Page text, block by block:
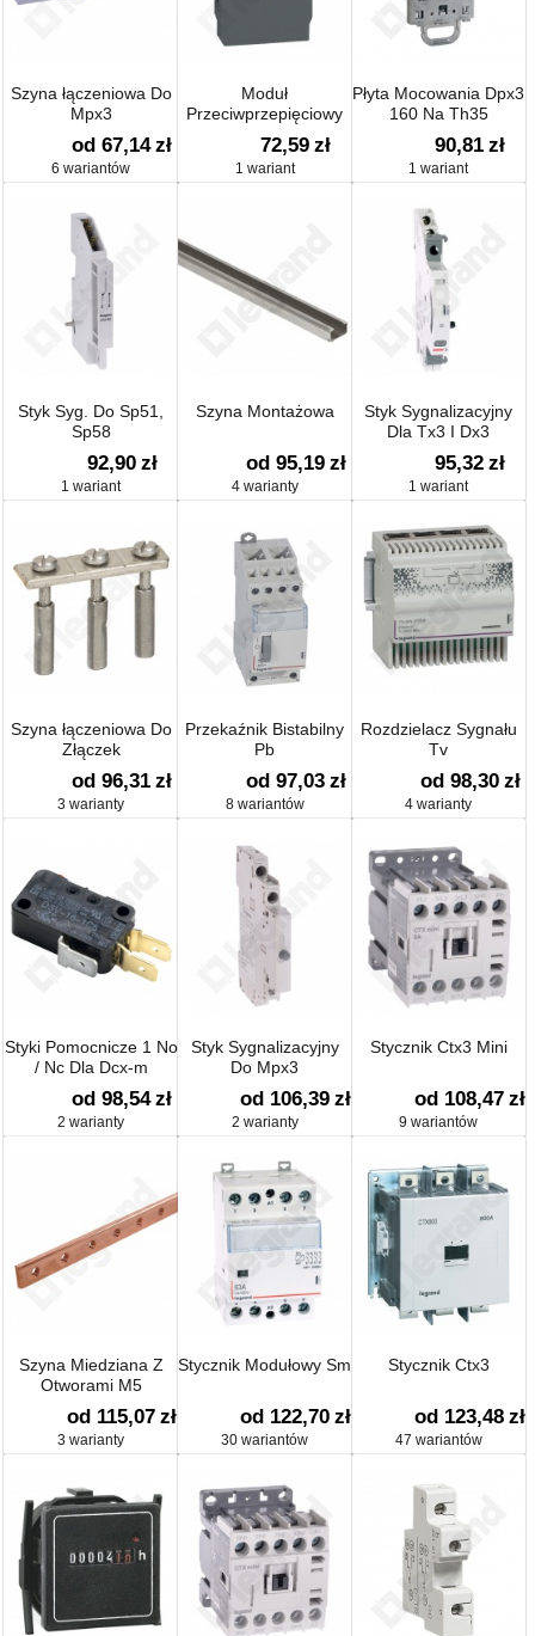
Szyna łączeniowa Do
Mpx3
od 67,14 zł
6 wariantów
Moduł
Przeciwprzepięciowy
200-240v Ac/dc
72,59 zł
1 wariant
Płyta Mocowania Dpx3
160 Na Th35
90,81 zł
1 wariant
Styk Syg. Do Sp51,
Sp58
92,90 zł
1 wariant
Szyna Montażowa
od 95,19 zł
4 warianty
Styk Sygnalizacyjny
Dla Tx3 I Dx3
95,32 zł
1 wariant
Szyna łączeniowa Do
Złączek
od 96,31 zł
3 warianty
Przekaźnik Bistabilny
Pb
od 97,03 zł
8 wariantów
Rozdzielacz Sygnału
Tv
od 98,30 zł
4 warianty
Styki Pomocnicze 1 No
/ Nc Dla Dcx-m
od 98,54 zł
2 warianty
Styk Sygnalizacyjny
Do Mpx3
od 106,39 zł
2 warianty
Stycznik Ctx3 Mini
od 108,47 zł
9 wariantów
Szyna Miedziana Z
Otworami M5
od 115,07 zł
3 warianty
Stycznik Modułowy Sm
od 122,70 zł
30 wariantów
Stycznik Ctx3
od 123,48 zł
47 wariantów